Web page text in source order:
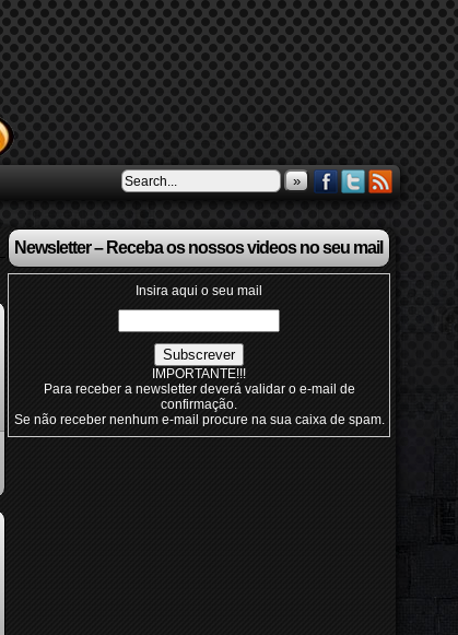
»
Newsletter – Receba os nossos videos no seu mail
Insira aqui o seu mail
IMPORTANTE!!!
Para receber a newsletter deverá validar o e-mail de
confirmação.
Se não receber nenhum e-mail procure na sua caixa de spam.